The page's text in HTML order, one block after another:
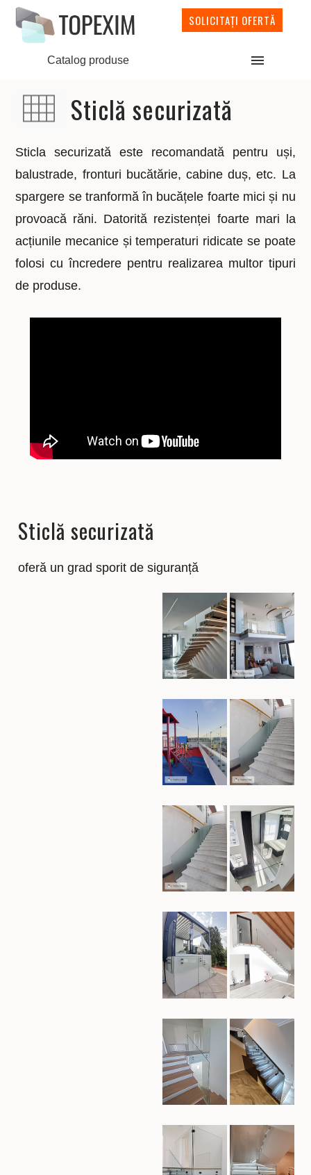
SOLICITAȚI OFERTĂ
Catalog produse
Sticlă securizată
Sticla securizată este recomandată pentru uși,
balustrade, fronturi bucătărie, cabine duș, etc. La
spargere se tranformă în bucățele foarte mici și nu
provoacă răni. Datorită rezistenței foarte mari la
acțiunile mecanice și temperaturi ridicate se poate
folosi cu încredere pentru realizarea multor tipuri
de produse.
Sticlă securizată
oferă un grad sporit de siguranță